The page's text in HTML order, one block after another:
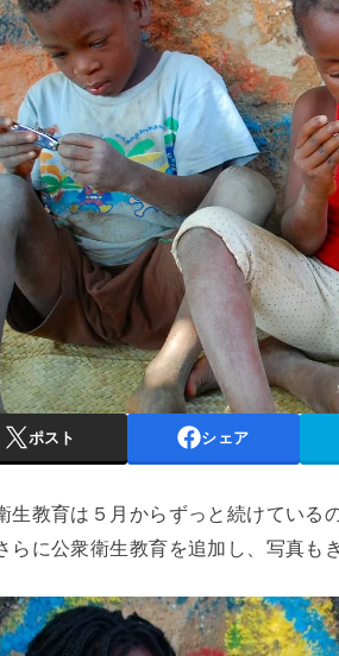
ポスト シェア
生教育は５月からずっと続けている
らに公衆衛生教育を追加し、写真も